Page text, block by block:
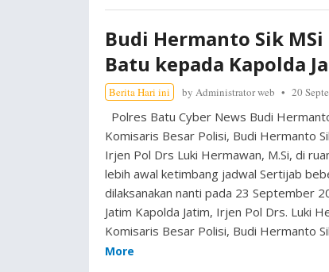
Budi Hermanto Sik
Batu kepada Kapolda
Berita Hari ini by Administrator web 20
Polres Batu Cyber News Budi
Komisaris Besar Polisi, Budi Hermanto
Irjen Pol Drs Luki Hermawan, M.Si, di
lebih awal ketimbang jadwal Sertijab
dilaksanakan nanti pada 23 September
Jatim Kapolda Jatim, Irjen Pol Drs. Luki
Komisaris Besar Polisi, Budi Hermanto
More